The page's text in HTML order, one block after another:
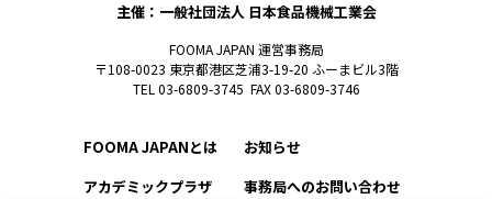
主催：一般社団法人 日本食品機械工業会
FOOMA JAPAN 運営事務局
〒108-0023 東京都港区芝浦3-19-20 ふーまビル3階
TEL 03-6809-3745 FAX 03-6809-3746
FOOMA JAPANとは
アカデミックプラザ
お知らせ
事務局へのお問い合わせ